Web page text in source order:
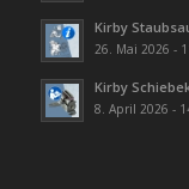
Kirby
26. Mai 2026 -
Kirby
8. April 2026 -